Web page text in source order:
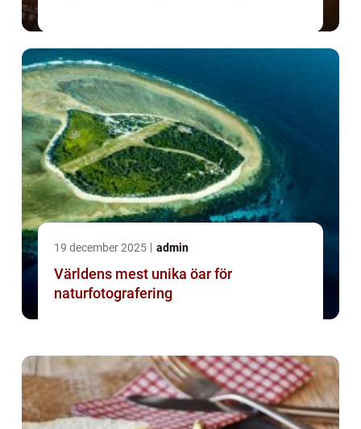
19 december 2025 admin
Världens mest unika öar för
naturfotografering